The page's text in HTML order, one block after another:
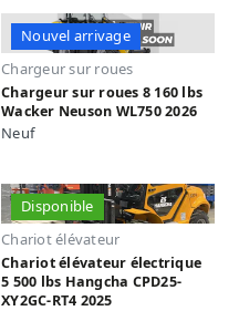
Nouvel arrivage
Chargeur sur roues
Chargeur sur roues 8 160 lbs
Wacker Neuson WL750 2026
Neuf
Disponible
Chariot élévateur
Chariot élévateur électrique
5 500 lbs Hangcha CPD25-
XY2GC-RT4 2025